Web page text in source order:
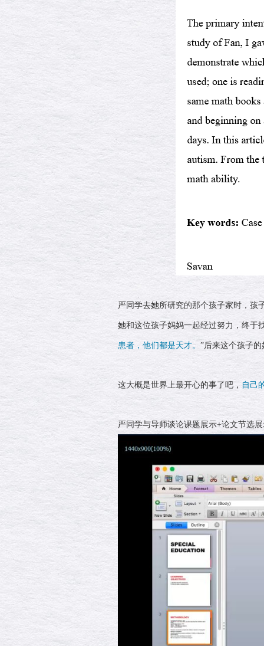
严同学去她所研究的那个孩子家时，孩
她和这位孩子妈妈一起经过努力，终于
患者，他们都是天才。 ”后来这个孩子
这大概是世界上最开心的事了吧， 自己
严同学与导师谈论课题展示+论文节选